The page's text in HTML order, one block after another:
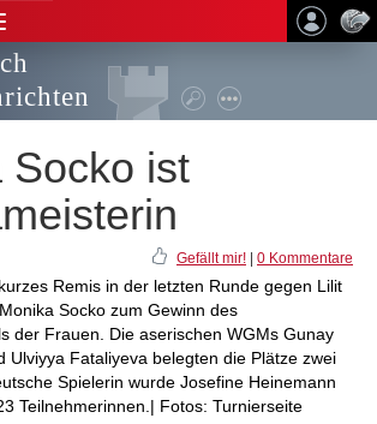
Socko ist
Gefällt mir! 0 Kommentare
Remis in der letzten Runde gegen Lilit
Socko zum Gewinn des
der Frauen. Die aserischen WGMs Gunay
Ulviyya Fataliyeva belegten die Plätze zwei
Spielerin wurde Josefine Heinemann
Teilnehmerinnen.| Fotos: Turnierseite